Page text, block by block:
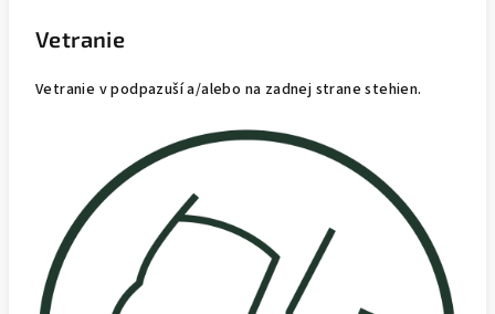
Vetranie
Vetranie v podpazuší a/alebo na zadnej strane stehien.